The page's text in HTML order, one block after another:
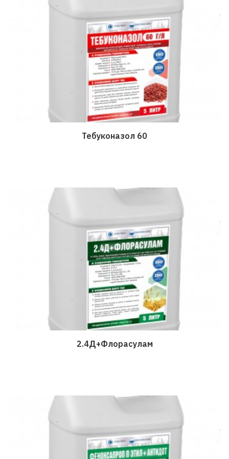
ДэлгэрэнгүйТебуконазол 60
Дэлгэрэнгүй2.4Д+Флорасулам